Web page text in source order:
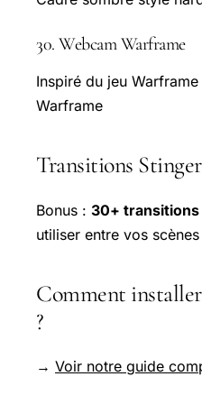
30. Webcam Warframe
Inspiré du jeu
Warframe
Transitions
Bonus : 30+
utiliser entre vos scènes
Comment
?
→ Voir notre guide